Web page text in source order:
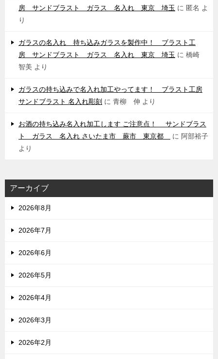
房 サンドブラスト ガラス 名入れ 東京 埼玉 に 匿名 よ
り
ガラスの名入れ 持ち込みガラスを製作中！ ブラスト工
房 サンドブラスト ガラス 名入れ 東京 埼玉 に 橋崎
智美 より
ガラスの持ち込みで名入れ加工やってます！ ブラスト工房
サンドブラスト 名入れ彫刻 に 青柳 伸 より
お酒の持ち込み名入れ加工します ご注意点！ サンドブラス
ト ガラス 名入れ さいたま市 蕨市 東京都
に 阿部裕子
より
アーカイブ
2026年8月
2026年7月
2026年6月
2026年5月
2026年4月
2026年3月
2026年2月